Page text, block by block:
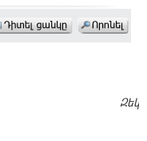
Զեկ.